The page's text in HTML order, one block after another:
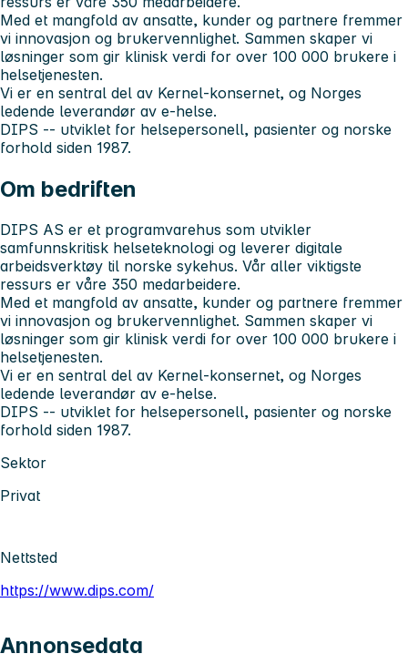
Med et mangfold av ansatte, kunder og partnere fremmer
vi innovasjon og brukervennlighet. Sammen skaper vi
løsninger som gir klinisk verdi for over 100 000 brukere i
helsetjenesten.
Vi er en sentral del av Kernel-konsernet, og Norges
ledende leverandør av e-helse.
DIPS -- utviklet for helsepersonell, pasienter og norske
forhold siden 1987.
Om bedriften
DIPS AS er et programvarehus som utvikler
samfunnskritisk helseteknologi og leverer digitale
arbeidsverktøy til norske sykehus. Vår aller viktigste
ressurs er våre 350 medarbeidere.
Med et mangfold av ansatte, kunder og partnere fremmer
vi innovasjon og brukervennlighet. Sammen skaper vi
løsninger som gir klinisk verdi for over 100 000 brukere i
helsetjenesten.
Vi er en sentral del av Kernel-konsernet, og Norges
ledende leverandør av e-helse.
DIPS -- utviklet for helsepersonell, pasienter og norske
forhold siden 1987.
Sektor
Privat
Nettsted
https://www.dips.com/
Annonsedata